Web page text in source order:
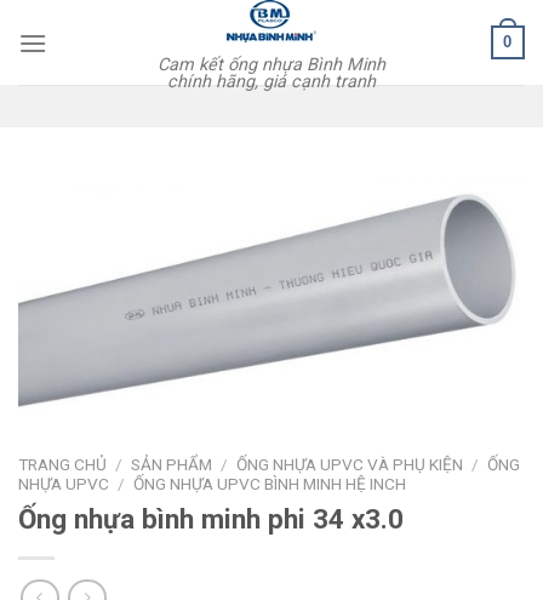
Cam kết ống nhựa Bình Minh
chính hãng, giá cạnh tranh
0
TRANG CHỦ / SẢN PHẨM / ỐNG NHỰA UPVC VÀ PHỤ KIỆN / ỐNG
NHỰA UPVC / ỐNG NHỰA UPVC BÌNH MINH HỆ INCH
Ống nhựa bình minh phi 34 x3.0